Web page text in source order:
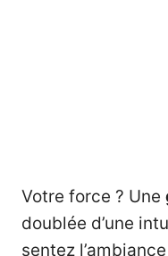
Votre force ? Une
doublée d’une
sentez